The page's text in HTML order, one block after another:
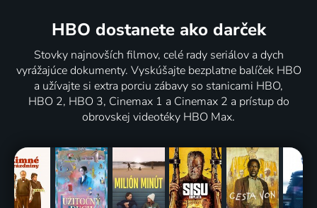
HBO dostanete ako darček
Stovky najnovších filmov, celé rady seriálov a dych
vyrážajúce dokumenty. Vyskúšajte bezplatne balíček HBO
a užívajte si extra porciu zábavy so stanicami HBO,
HBO 2, HBO 3, Cinemax 1 a Cinemax 2 a prístup do
obrovskej videotéky HBO Max.